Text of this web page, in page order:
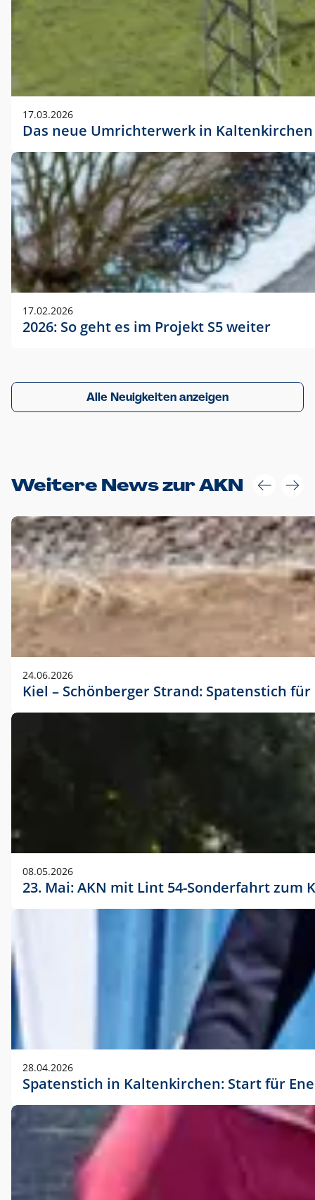
17.03.2026
Das neue Umrichterwerk in Kaltenkirchen
17.02.2026
2026: So geht es im Projekt S5 weiter
Alle Neuigkeiten anzeigen
Weitere News zur AKN
24.06.2026
Kiel – Schönberger Strand: Spatenstich
08.05.2026
23. Mai: AKN mit Lint 54-Sonderfahrt
28.04.2026
Spatenstich in Kaltenkirchen: Start für